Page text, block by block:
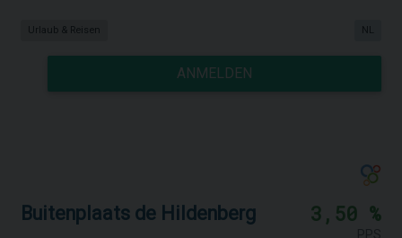
Urlaub & Reisen NL
ANMELDEN
Buitenplaats de Hildenberg 3,50 %